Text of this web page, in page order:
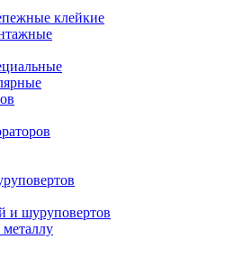
клейкие
и шуруповертов